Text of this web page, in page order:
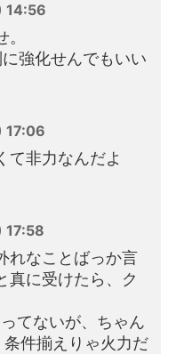
14:56
強化せんでもいい
17:06
て非力なんだよ
17:58
れなことばっか言
真に受けたら、ク
てないが、ちゃん
件揃えりゃ火力だ